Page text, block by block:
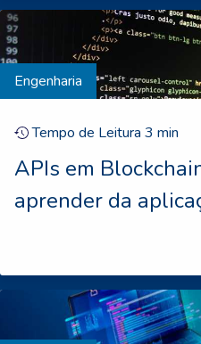
Engenharia
Tempo de Leitura 3 min
APIs em
aprender da